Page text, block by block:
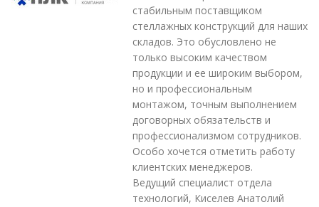
стабильным поставщиком
стеллажных конструкций для наших
складов. Это обусловлено не
только высоким качеством
продукции и ее широким выбором,
но и профессиональным
монтажом, точным выполнением
договорных обязательств и
профессионализмом сотрудников.
Особо хочется отметить работу
клиентских менеджеров.
Ведущий специалист отдела
технологий, Киселев Анатолий